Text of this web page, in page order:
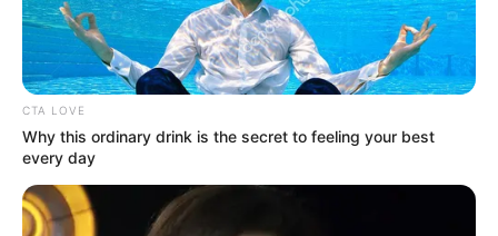
CTA LOVE
Why this ordinary drink is the secret to feeling your best
every day